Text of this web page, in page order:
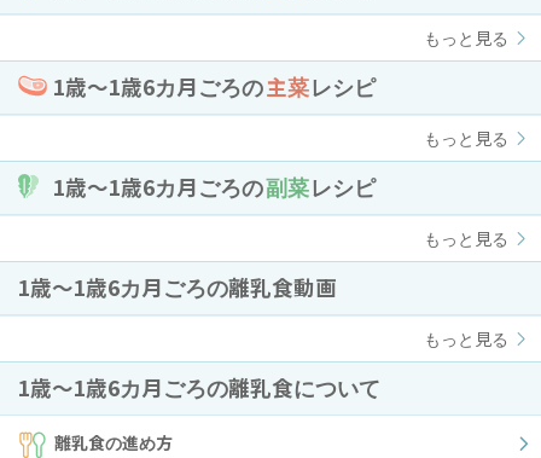
もっと見る
1歳〜1歳6カ月ごろの主菜レシピ
もっと見る
1歳〜1歳6カ月ごろの副菜レシピ
もっと見る
1歳〜1歳6カ月ごろの離乳食動画
もっと見る
1歳〜1歳6カ月ごろの離乳食について
離乳食の進め方